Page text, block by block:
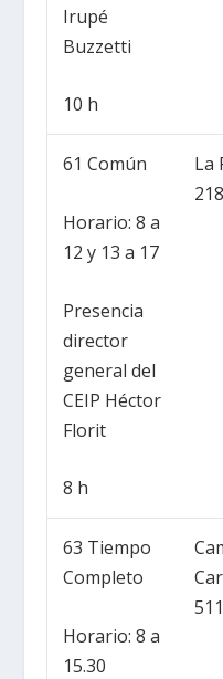
Irupé
Buzzetti
10 h
61 Común
Horario: 8 a
12 y 13 a 17
Presencia
director
general del
CEIP Héctor
Florit
8 h
La
63 Tiempo
Completo
Horario: 8 a
15.30